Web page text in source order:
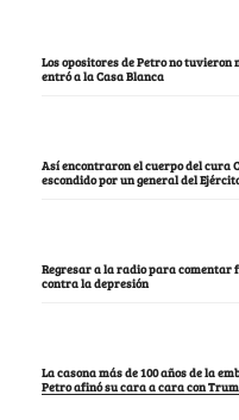
Los opositores de Petro no
entró a la Casa Blanca
Así encontraron el cuerpo del cura
escondido por un general del
Regresar a la radio para comentar
contra la depresión
La casona más de 100 años de la
Petro afinó su cara a cara con